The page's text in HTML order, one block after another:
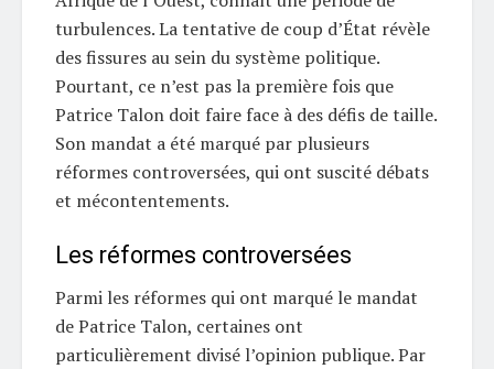
turbulences. La tentative de coup d’État révèle
des fissures au sein du système politique.
Pourtant, ce n’est pas la première fois que
Patrice Talon doit faire face à des défis de taille.
Son mandat a été marqué par plusieurs
réformes controversées, qui ont suscité débats
et mécontentements.
Les réformes controversées
Parmi les réformes qui ont marqué le mandat
de Patrice Talon, certaines ont
particulièrement divisé l’opinion publique. Par